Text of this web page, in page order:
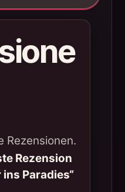
Rezensionen.
Rezension
Paradies“